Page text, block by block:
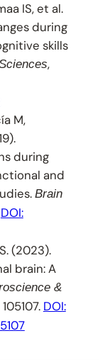
IS, et al.
during
skills
,
M,
during
and
Brain
DOI:
(2023).
brain: A
&
105107. DOI: